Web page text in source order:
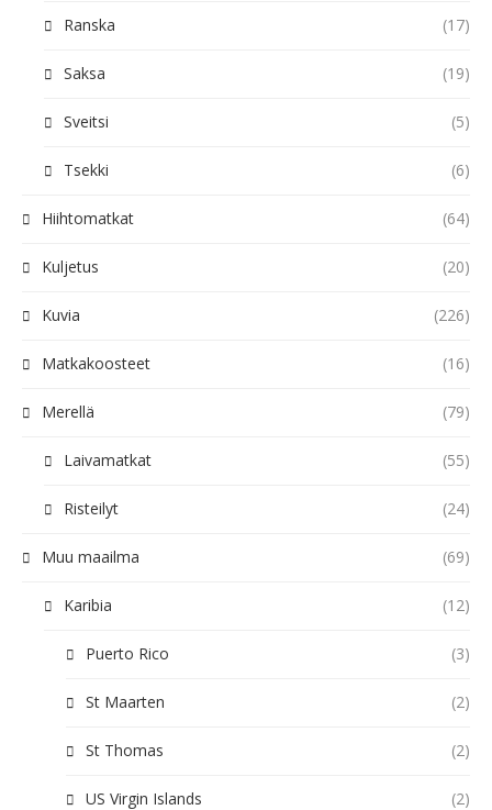
Ranska (17)
Saksa (19)
Sveitsi (5)
Tsekki (6)
Hiihtomatkat (64)
Kuljetus (20)
Kuvia (226)
Matkakoosteet (16)
Merellä (79)
Laivamatkat (55)
Risteilyt (24)
Muu maailma (69)
Karibia (12)
Puerto Rico (3)
St Maarten (2)
St Thomas (2)
US Virgin Islands (2)